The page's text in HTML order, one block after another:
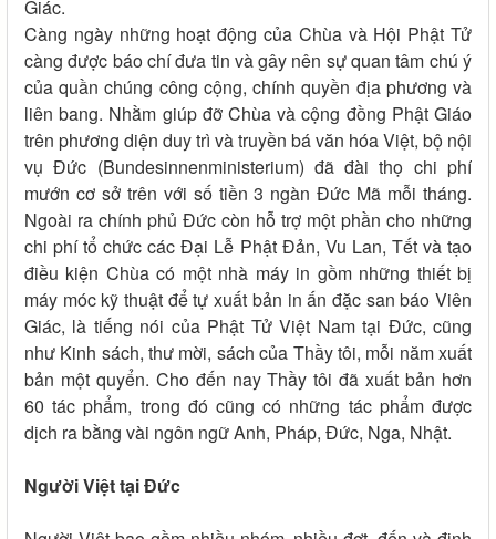
Giác.
Càng ngày những hoạt động của Chùa và Hội Phật Tử
càng được báo chí đưa tin và gây nên sự quan tâm chú ý
của quần chúng công cộng, chính quyền địa phương và
liên bang. Nhằm giúp đỡ Chùa và cộng đồng Phật Giáo
trên phương diện duy trì và truyền bá văn hóa Việt, bộ nội
vụ Đức (Bundesinnenministerium) đã đài thọ chi phí
mướn cơ sở trên với số tiền 3 ngàn Đức Mã mỗi tháng.
Ngoài ra chính phủ Đức còn hỗ trợ một phần cho những
chi phí tổ chức các Đại Lễ Phật Đản, Vu Lan, Tết và tạo
điều kiện Chùa có một nhà máy in gồm những thiết bị
máy móc kỹ thuật để tự xuất bản in ấn đặc san báo Viên
Giác, là tiếng nói của Phật Tử Việt Nam tại Đức, cũng
như Kinh sách, thư mời, sách của Thầy tôi, mỗi năm xuất
bản một quyển. Cho đến nay Thầy tôi đã xuất bản hơn
60 tác phẩm, trong đó cũng có những tác phẩm được
dịch ra bằng vài ngôn ngữ Anh, Pháp, Đức, Nga, Nhật.
Người Việt tại Đức